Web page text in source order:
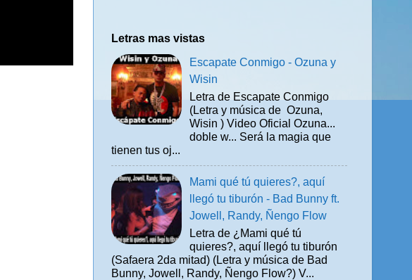
Letras mas vistas
Escapate Conmigo - Ozuna y
Wisin
Letra de Escapate Conmigo
(Letra y música de Ozuna,
Wisin ) Video Oficial Ozuna...
doble w... Será la magia que
tienen tus oj...
Mami qué tú quieres?, aquí
llegó tu tiburón - Bad Bunny ft.
Jowell, Randy, Ñengo Flow
Letra de ¿Mami qué tú
quieres?, aquí llegó tu tiburón
(Safaera 2da mitad) (Letra y música de Bad
Bunny, Jowell, Randy, Ñengo Flow?) V...